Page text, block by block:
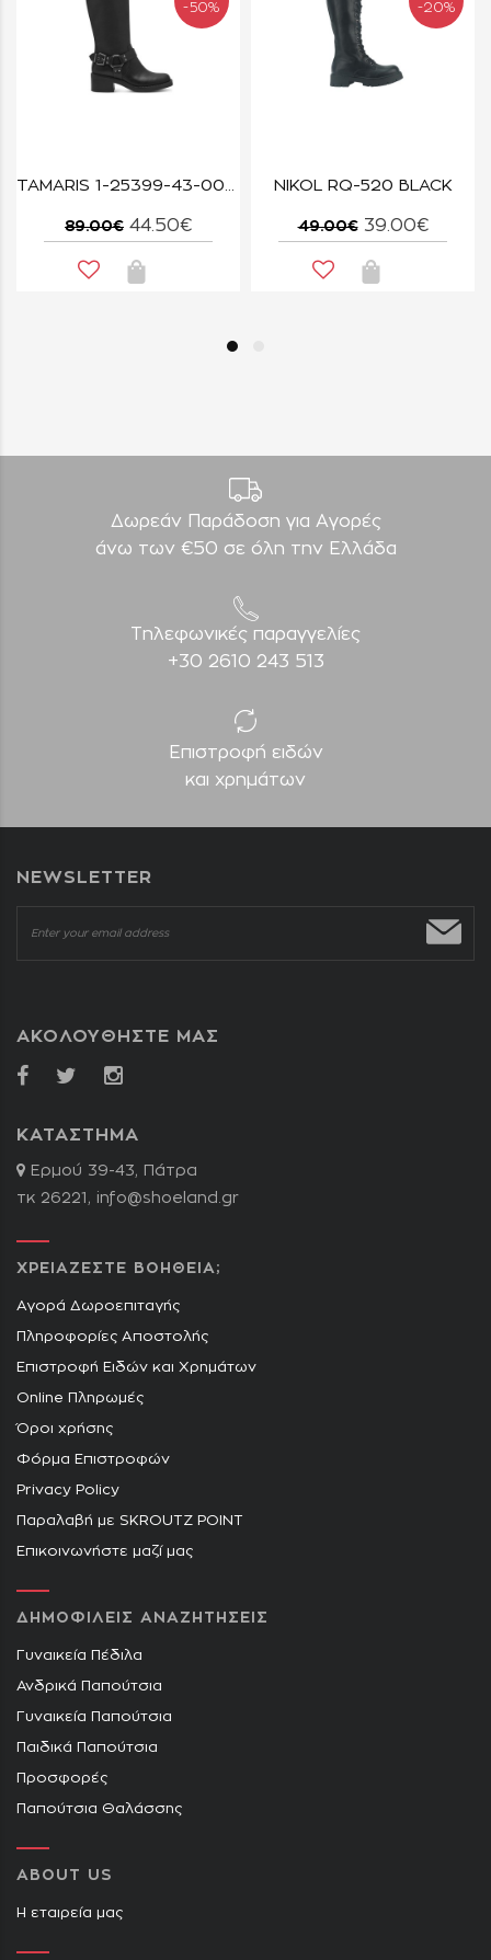
-50%
TAMARIS 1-25399-43-001 BLACK
89.00€ 44.50€
-20%
NIKOL RQ-520 BLACK
49.00€ 39.00€
Δωρεάν Παράδοση για Aγορές
άνω των €50 σε όλη την Ελλάδα
Τηλεφωνικές παραγγελίες
+30 2610 243 513
Επιστροφή ειδών
και χρημάτων
NEWSLETTER
ΑΚΟΛΟΥΘΗΣΤΕ ΜΑΣ
ΚΑΤΑΣΤΗΜΑ
Ερμού 39-43, Πάτρα
τκ 26221, info@shoeland.gr
ΧΡΕΙΑΖΕΣΤΕ ΒΟΗΘΕΙΑ;
Αγορά Δωροεπιταγής
Πληροφορίες Αποστολής
Επιστροφή Ειδών και Χρημάτων
Online Πληρωμές
Όροι χρήσης
Φόρμα Επιστροφών
Privacy Policy
Παραλαβή με SKROUTZ POINT
Επικοινωνήστε μαζί μας
ΔΗΜΟΦΙΛΕΙΣ ΑΝΑΖΗΤΗΣΕΙΣ
Γυναικεία Πέδιλα
Ανδρικά Παπούτσια
Γυναικεία Παπούτσια
Παιδικά Παπούτσια
Προσφορές
Παπούτσια Θαλάσσης
ABOUT US
Η εταιρεία μας